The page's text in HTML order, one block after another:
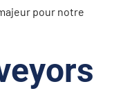
pour notre